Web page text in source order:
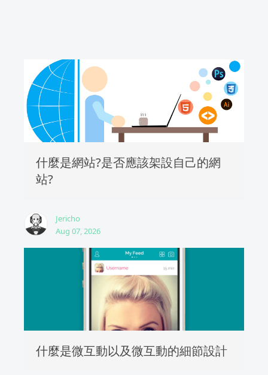
什麼是網站?是否應該架設自己的網
站?
Jericho
Aug 07, 2026
什麼是微互動以及微互動的細節設計